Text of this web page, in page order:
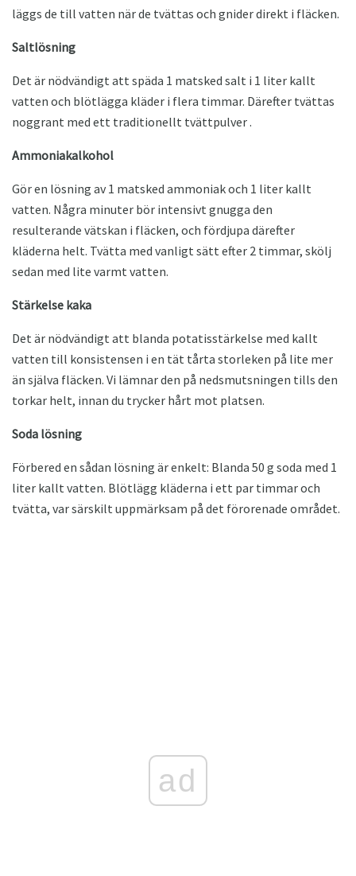
läggs de till vatten när de tvättas och gnider direkt i fläcken.
Saltlösning
Det är nödvändigt att späda 1 matsked salt i 1 liter kallt
vatten och blötlägga kläder i flera timmar. Därefter tvättas
noggrant med ett traditionellt tvättpulver .
Ammoniakalkohol
Gör en lösning av 1 matsked ammoniak och 1 liter kallt
vatten. Några minuter bör intensivt gnugga den
resulterande vätskan i fläcken, och fördjupa därefter
kläderna helt. Tvätta med vanligt sätt efter 2 timmar, skölj
sedan med lite varmt vatten.
Stärkelse kaka
Det är nödvändigt att blanda potatisstärkelse med kallt
vatten till konsistensen i en tät tårta storleken på lite mer
än själva fläcken. Vi lämnar den på nedsmutsningen tills den
torkar helt, innan du trycker hårt mot platsen.
Soda lösning
Förbered en sådan lösning är enkelt: Blanda 50 g soda med 1
liter kallt vatten. Blötlägg kläderna i ett par timmar och
tvätta, var särskilt uppmärksam på det förorenade området.
ad